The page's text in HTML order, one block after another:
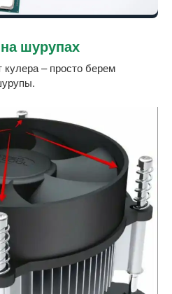
шурупах
– просто берем